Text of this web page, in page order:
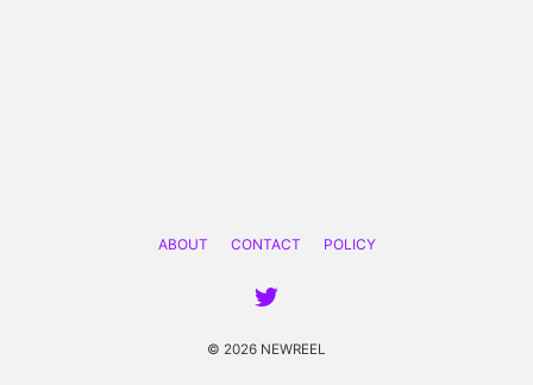
ABOUT CONTACT POLICY
© 2026 NEWREEL